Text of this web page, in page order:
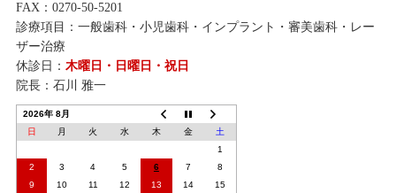
FAX：0270-50-5201
診療項目：一般歯科・小児歯科・インプラント・審美歯科・レー
ザー治療
休診日： 木曜日・日曜日・祝日
院長：石川 雅一
2026年 8月
日
月 火 水 木 金
土
1
2
3 4 5 6 7
8
9
10 11 12 13 14
15